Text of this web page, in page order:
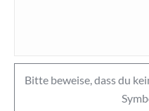
Bitte beweise, dass du